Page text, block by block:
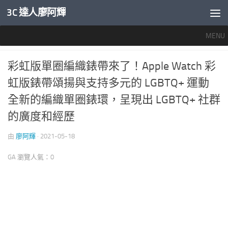
內文下方
3C 達人廖阿輝
MENU
0
彩虹版單圈編織錶帶來了！Apple Watch 彩
虹版錶帶頌揚與支持多元的 LGBTQ+ 運動
全新的編織單圈錶環，呈現出 LGBTQ+ 社群
的廣度和經歷
由 廖阿輝 · 2021-05-18
GA 瀏覽人氣：0